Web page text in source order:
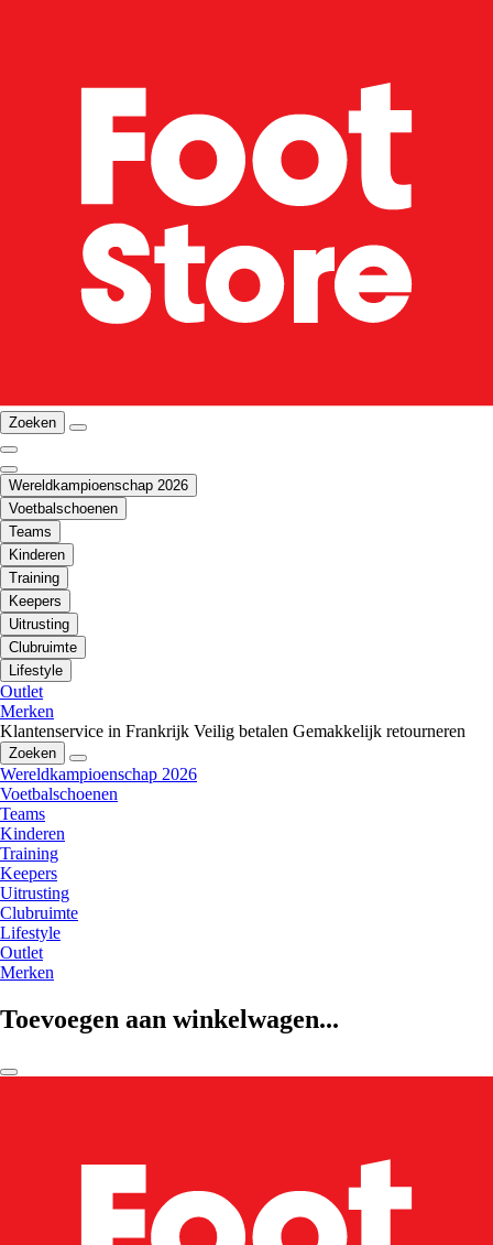
Zoeken
Wereldkampioenschap 2026
Voetbalschoenen
Teams
Kinderen
Training
Keepers
Uitrusting
Clubruimte
Lifestyle
Outlet
Merken
Klantenservice in Frankrijk Veilig betalen Gemakkelijk retourneren
Zoeken
Wereldkampioenschap 2026
Voetbalschoenen
Teams
Kinderen
Training
Keepers
Uitrusting
Clubruimte
Lifestyle
Outlet
Merken
Toevoegen aan winkelwagen...